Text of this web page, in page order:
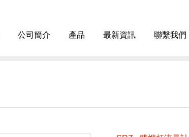
公司簡介 產品 最新資訊 聯繫我們